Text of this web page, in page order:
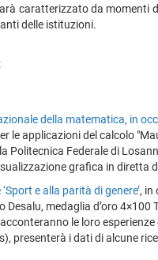
caratterizzato da momenti
delle istituzioni.
della matematica, in
le applicazioni del calcolo
Politecnica Federale di
grafica in
e alla parità di genere’, in
medaglia d’oro
le loro
presenterà i dati di alcune